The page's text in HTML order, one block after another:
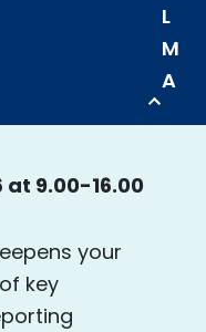
L
M
A
at 9.00-16.00
your
key